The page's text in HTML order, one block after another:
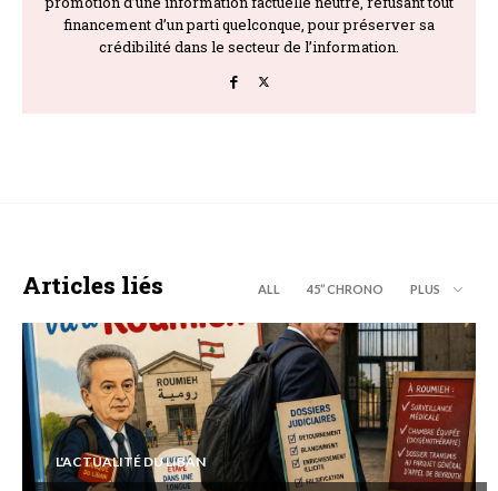
financement d’un parti quelconque, pour préserver sa
crédibilité dans le secteur de l’information.
Articles liés ALL 45’’ CHRONO PLUS
L'ACTUALITÉ DU LIBAN